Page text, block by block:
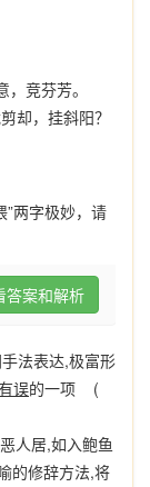
竞芬芳。
却，挂斜阳？
”两字极妙，请
答案和解析
法表达,极富形
误的一项 (
人居,如入鲍鱼
的修辞方法,将